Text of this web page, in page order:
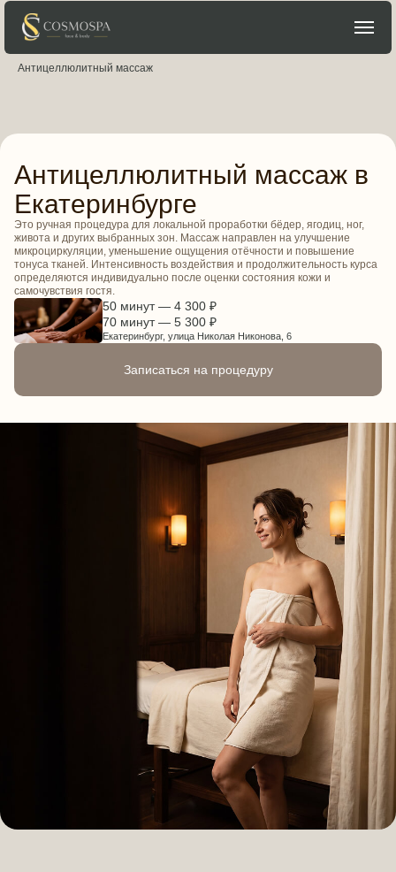
Антицеллюлитный массаж
Антицеллюлитный массаж в
Екатеринбурге
Это ручная процедура для локальной проработки бёдер, ягодиц, ног,
живота и других выбранных зон. Массаж направлен на улучшение
микроциркуляции, уменьшение ощущения отёчности и повышение
тонуса тканей. Интенсивность воздействия и продолжительность курса
определяются индивидуально после оценки состояния кожи и
самочувствия гостя.
50 минут — 4 300 ₽
70 минут — 5 300 ₽
Екатеринбург, улица Николая Никонова, 6
Записаться на процедуру